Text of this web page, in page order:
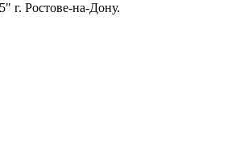
г. Ростове-на-Дону.